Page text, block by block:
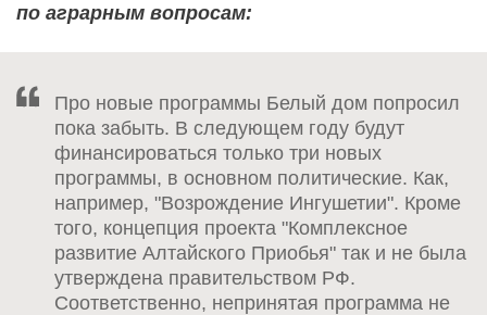
по аграрным вопросам:
Про новые программы Белый дом попросил
пока забыть. В следующем году будут
финансироваться только три новых
программы, в основном политические. Как,
например, "Возрождение Ингушетии". Кроме
того, концепция проекта "Комплексное
развитие Алтайского Приобья" так и не была
утверждена правительством РФ.
Соответственно, непринятая программа не